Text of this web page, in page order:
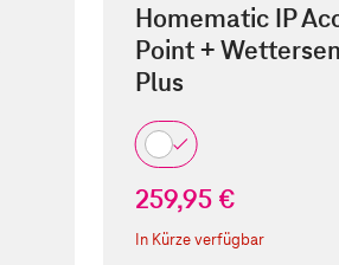
Homematic IP
Point +
Plus
259,95 €
In Kürze verfügbar